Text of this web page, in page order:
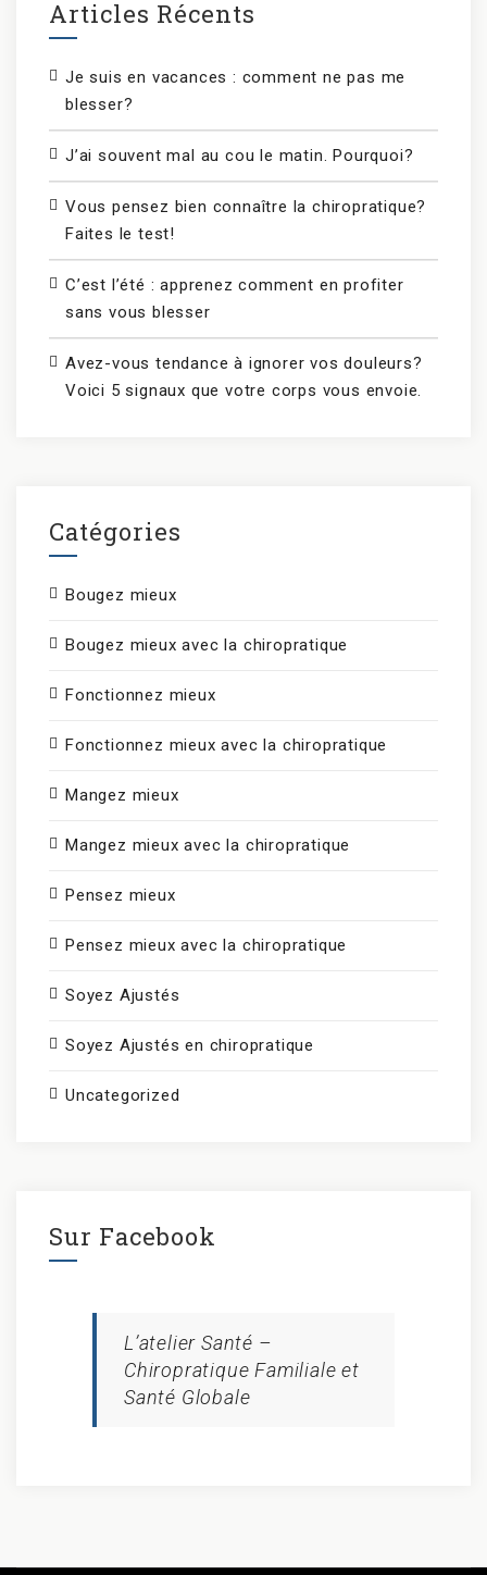
Articles Récents
Je suis en vacances : comment ne pas me
blesser?
J’ai souvent mal au cou le matin. Pourquoi?
Vous pensez bien connaître la chiropratique?
Faites le test!
C’est l’été : apprenez comment en profiter
sans vous blesser
Avez-vous tendance à ignorer vos douleurs?
Voici 5 signaux que votre corps vous envoie.
Catégories
Bougez mieux
Bougez mieux avec la chiropratique
Fonctionnez mieux
Fonctionnez mieux avec la chiropratique
Mangez mieux
Mangez mieux avec la chiropratique
Pensez mieux
Pensez mieux avec la chiropratique
Soyez Ajustés
Soyez Ajustés en chiropratique
Uncategorized
Sur Facebook
L’atelier Santé –
Chiropratique Familiale et
Santé Globale